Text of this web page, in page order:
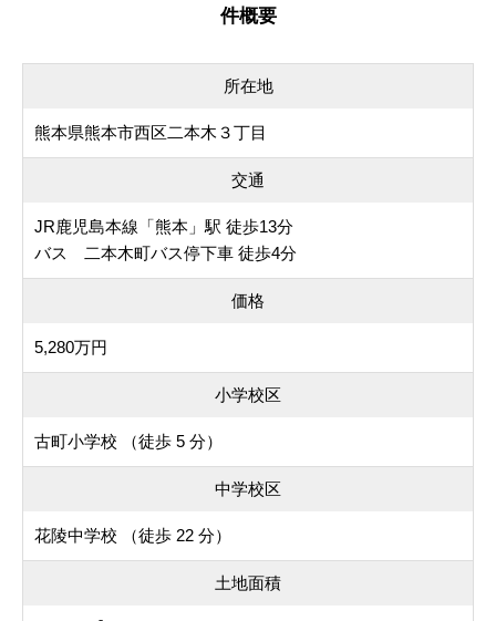
件概要
所在地
熊本県熊本市西区二本木３丁目
交通
JR鹿児島本線「熊本」駅 徒歩13分
バス 二本木町バス停下車 徒歩4分
価格
5,280万円
小学校区
古町小学校 （徒歩 5 分）
中学校区
花陵中学校 （徒歩 22 分）
土地面積